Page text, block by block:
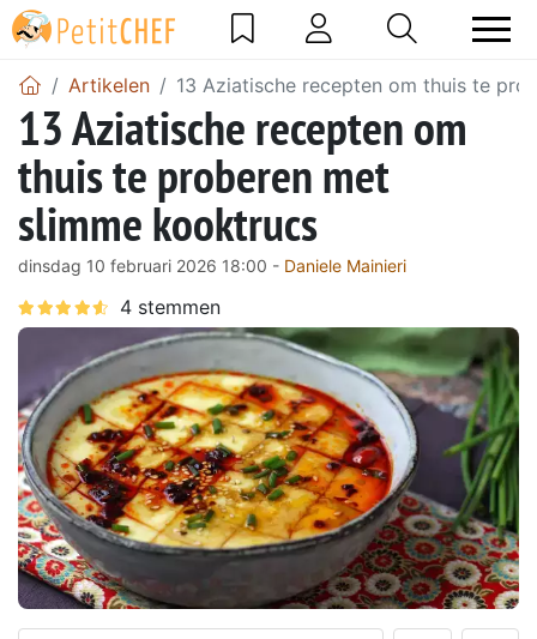
Artikelen 13 Aziatische recepten om thuis te
13 Aziatische recepten om
thuis te proberen met
slimme kooktrucs
dinsdag 10 februari 2026 18:00 - Daniele Mainieri